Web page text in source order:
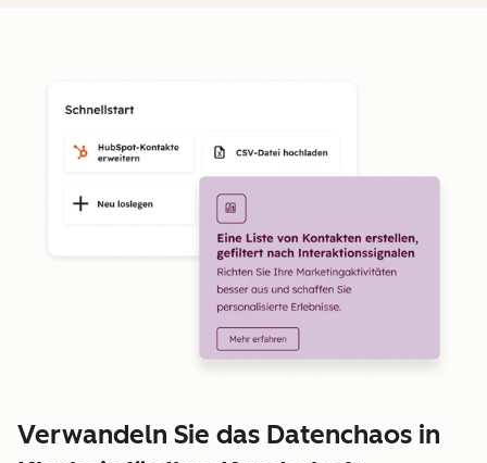
Verwandeln Sie das Datenchaos in